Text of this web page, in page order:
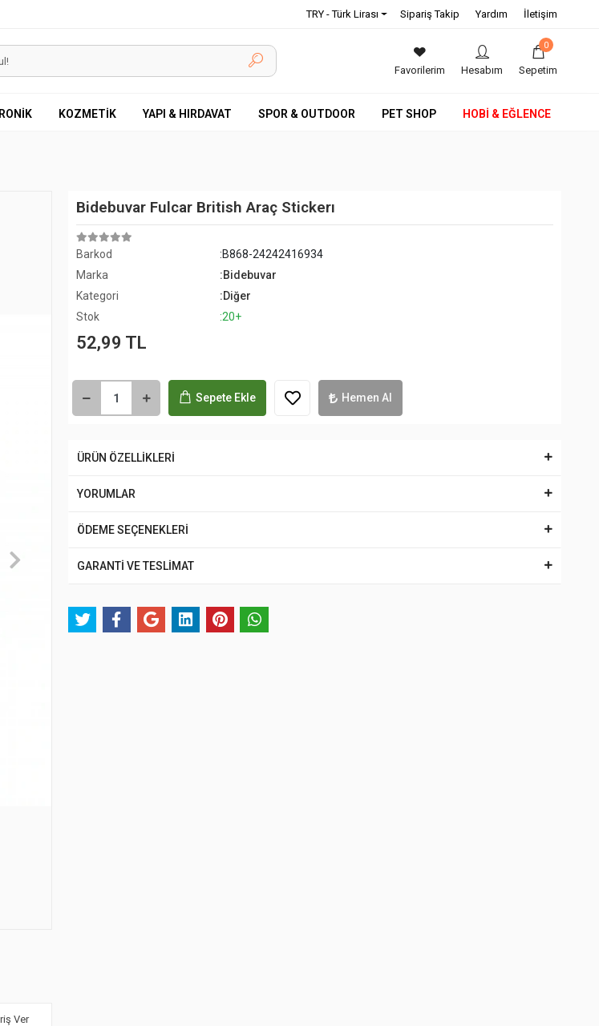
TRY - Türk Lirası Sipariş Takip Yardım İletişim
Favorilerim Hesabım
0
Sepetim
KOZMETİK YAPI & HIRDAVAT SPOR & OUTDOOR PET SHOP HOBİ & EĞLENCE
Ver
Bidebuvar Fulcar British Araç Stickerı
Barkod
:B868-24242416934
Marka
:Bidebuvar
Kategori
:Diğer
Stok
:20+
52,99 TL
Sepete Ekle Hemen Al
ÜRÜN ÖZELLİKLERİ
YORUMLAR
ÖDEME SEÇENEKLERİ
GARANTİ VE TESLİMAT